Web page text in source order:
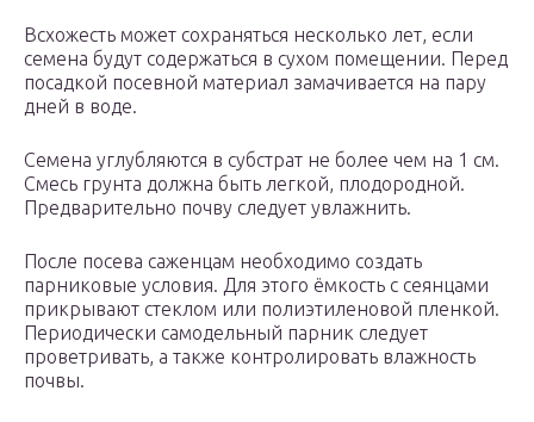
Всхожесть может сохраняться несколько лет, если
семена будут содержаться в сухом помещении. Перед
посадкой посевной материал замачивается на пару
дней в воде.
Семена углубляются в субстрат не более чем на 1 см.
Смесь грунта должна быть легкой, плодородной.
Предварительно почву следует увлажнить.
После посева саженцам необходимо создать
парниковые условия. Для этого ёмкость с сеянцами
прикрывают стеклом или полиэтиленовой пленкой.
Периодически самодельный парник следует
проветривать, а также контролировать влажность
почвы.